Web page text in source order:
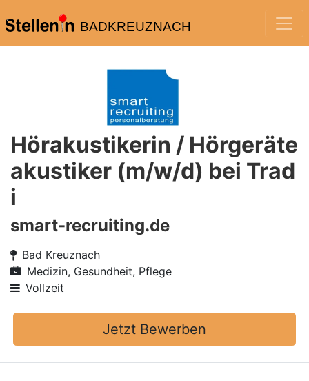
BADKREUZNACH
Hörakustikerin / Hörgeräte
akustiker (m/w/d) bei Trad
i
smart-recruiting.de
Bad Kreuznach
Medizin, Gesundheit, Pflege
Vollzeit
Jetzt Bewerben